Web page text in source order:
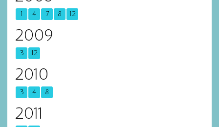
1 4 7 8 12
2009
3 12
2010
3 4 8
2011